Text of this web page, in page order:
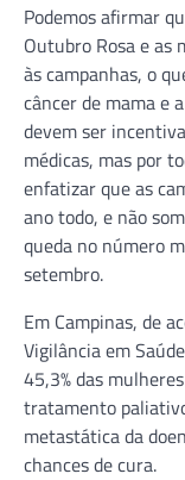
Podemos afirmar
Outubro Rosa e as
às campanhas, o
câncer de mama e
devem ser
médicas, mas por
enfatizar que as
ano todo, e não
queda no número
setembro.
Em Campinas, de
Vigilância em
45,3% das
tratamento
metastática da
chances de cura.